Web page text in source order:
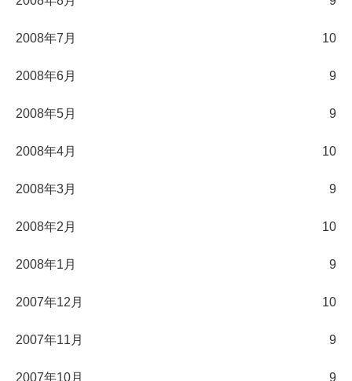
2008年7月 10
2008年6月 9
2008年5月 9
2008年4月 10
2008年3月 9
2008年2月 10
2008年1月 9
2007年12月 10
2007年11月 9
2007年10月 9